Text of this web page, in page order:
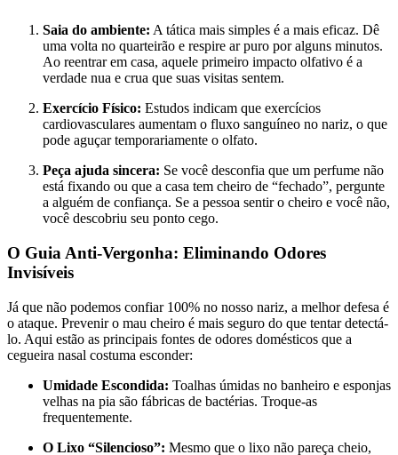
Saia do ambiente: A tática mais simples é a mais eficaz. Dê
uma volta no quarteirão e respire ar puro por alguns minutos.
Ao reentrar em casa, aquele primeiro impacto olfativo é a
verdade nua e crua que suas visitas sentem.
Exercício Físico: Estudos indicam que exercícios
cardiovasculares aumentam o fluxo sanguíneo no nariz, o que
pode aguçar temporariamente o olfato.
Peça ajuda sincera: Se você desconfia que um perfume não
está fixando ou que a casa tem cheiro de “fechado”, pergunte
a alguém de confiança. Se a pessoa sentir o cheiro e você não,
você descobriu seu ponto cego.
O Guia Anti-Vergonha: Eliminando Odores
Invisíveis
Já que não podemos confiar 100% no nosso nariz, a melhor defesa é
o ataque. Prevenir o mau cheiro é mais seguro do que tentar detectá-
lo. Aqui estão as principais fontes de odores domésticos que a
cegueira nasal costuma esconder:
Umidade Escondida: Toalhas úmidas no banheiro e esponjas
velhas na pia são fábricas de bactérias. Troque-as
frequentemente.
O Lixo “Silencioso”: Mesmo que o lixo não pareça cheio,